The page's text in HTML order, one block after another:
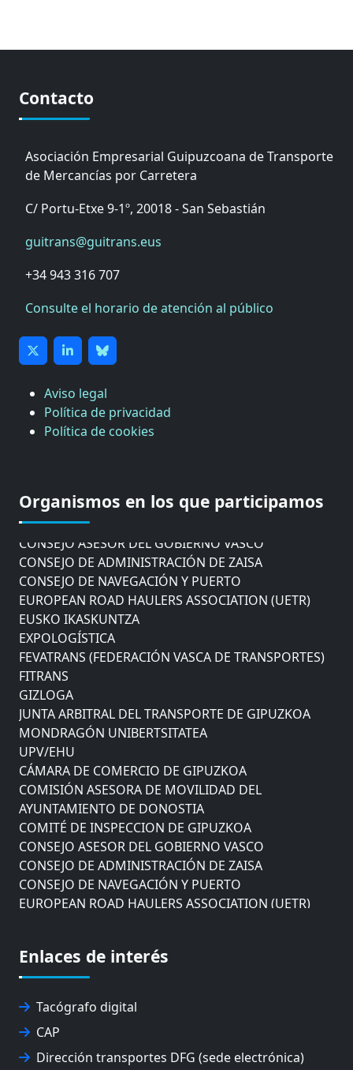
Contacto
Asociación Empresarial Guipuzcoana de Transporte
de Mercancías por Carretera
C/ Portu-Etxe 9-1º, 20018 - San Sebastián
guitrans@guitrans.eus
+34 943 316 707
Consulte el horario de atención al público
Aviso legal
Política de privacidad
Política de cookies
Organismos en los que participamos
AYUNTAMIENTO DE DONOSTIA
COMITÉ DE INSPECCION DE GIPUZKOA
CONSEJO DE ADMINISTRACIÓN DE ZAISA
CONSEJO DE NAVEGACIÓN Y PUERTO
EUROPEAN ROAD HAULERS ASSOCIATION (UETR)
EUSKO IKASKUNTZA
EXPOLOGÍSTICA
FEVATRANS (FEDERACIÓN VASCA DE TRANSPORTES)
FITRANS
GIZLOGA
JUNTA ARBITRAL DEL TRANSPORTE DE GIPUZKOA
MONDRAGÓN UNIBERTSITATEA
UPV/EHU
CÁMARA DE COMERCIO DE GIPUZKOA
COMISIÓN ASESORA DE MOVILIDAD DEL
AYUNTAMIENTO DE DONOSTIA
COMITÉ DE INSPECCION DE GIPUZKOA
CONSEJO ASESOR DEL GOBIERNO VASCO
CONSEJO DE ADMINISTRACIÓN DE ZAISA
CONSEJO DE NAVEGACIÓN Y PUERTO
EUROPEAN ROAD HAULERS ASSOCIATION (UETR)
FEVATRANS (FEDERACIÓN VASCA DE TRANSPORTES)
FITRANS
JUNTA ARBITRAL DEL TRANSPORTE DE GIPUZKOA
MONDRAGÓN UNIBERTSITATEA
Enlaces de interés
Tacógrafo digital
CAP
Dirección transportes DFG (sede electrónica)